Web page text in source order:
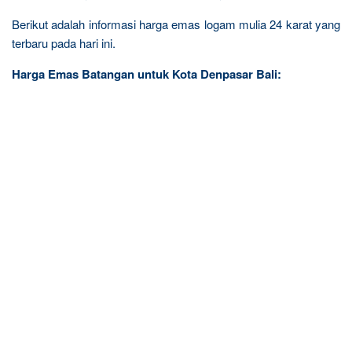
Berikut adalah informasi harga emas logam mulia 24 karat yang
terbaru pada hari ini.
Harga Emas Batangan untuk Kota Denpasar Bali: